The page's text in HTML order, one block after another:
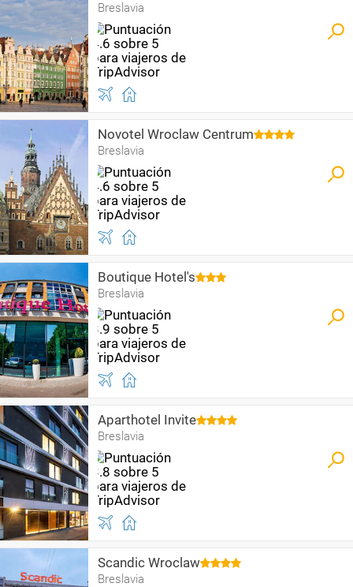
Breslavia
Novotel Wroclaw Centrum
Breslavia
Boutique Hotel's
Breslavia
Aparthotel Invite
Breslavia
Scandic Wroclaw
Breslavia